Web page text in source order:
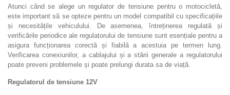
Atunci când se alege un regulator de tensiune pentru o motocicletă,
este important să se opteze pentru un model compatibil cu specificațiile
și necesitățile vehiculului. De asemenea, întreținerea regulată și
verificările periodice ale regulatorului de tensiune sunt esențiale pentru a
asigura funcționarea corectă și fiabilă a acestuia pe termen lung.
Verificarea conexiunilor, a cablajului și a stării generale a regulatorului
poate preveni problemele și poate prelungi durata sa de viață.
Regulatorul de tensiune 12V